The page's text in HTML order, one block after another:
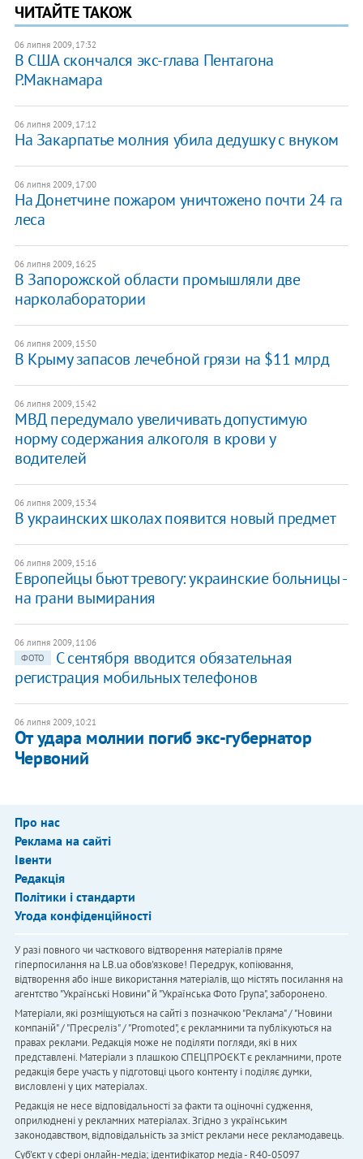
ЧИТАЙТЕ ТАКОЖ
06 липня 2009, 17:32
В США скончался экс-глава Пентагона
Р.Макнамара
06 липня 2009, 17:12
На Закарпатье молния убила дедушку с внуком
06 липня 2009, 17:00
На Донетчине пожаром уничтожено почти 24 га
леса
06 липня 2009, 16:25
В Запорожской области промышляли две
нарколаборатории
06 липня 2009, 15:50
В Крыму запасов лечебной грязи на $11 млрд
06 липня 2009, 15:42
МВД передумало увеличивать допустимую
норму содержания алкоголя в крови у
водителей
06 липня 2009, 15:34
В украинских школах появится новый предмет
06 липня 2009, 15:16
Европейцы бьют тревогу: украинские больницы -
на грани вымирания
06 липня 2009, 11:06
ФОТО
С сентября вводится обязательная
регистрация мобильных телефонов
06 липня 2009, 10:21
От удара молнии погиб экс-губернатор
Червоний
Про нас
Реклама на сайті
Івенти
Редакція
Політики і стандарти
Угода конфіденційності
У разі повного чи часткового відтворення матеріалів пряме
гіперпосилання на LB.ua обов'язкове! Передрук, копіювання,
відтворення або інше використання матеріалів, що містять посилання на
агентство "Українськi Новини" й "Українська Фото Група", заборонено.
Матеріали, які розміщуються на сайті з позначкою "Реклама" / "Новини
компаній" / "Пресреліз" / "Promoted", є рекламними та публікуються на
правах реклами. Редакція може не поділяти погляди, які в них
представлені. Матеріали з плашкою СПЕЦПРОЄКТ є рекламними, проте
редакція бере участь у підготовці цього контенту і поділяє думки,
висловлені у цих матеріалах.
Редакція не несе відповідальності за факти та оціночні судження,
оприлюднені у рекламних матеріалах. Згідно з українським
законодавством, відповідальність за зміст реклами несе рекламодавець.
Cуб'єкт у сфері онлайн-медіа; ідентифікатор медіа - R40-05097